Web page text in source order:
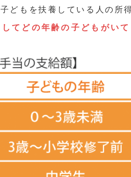
どもを扶養している人の所
てどの年齢の子どもがい